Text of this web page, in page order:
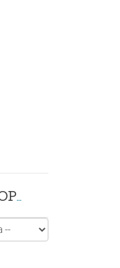
AUTORES DE OPINIÓN